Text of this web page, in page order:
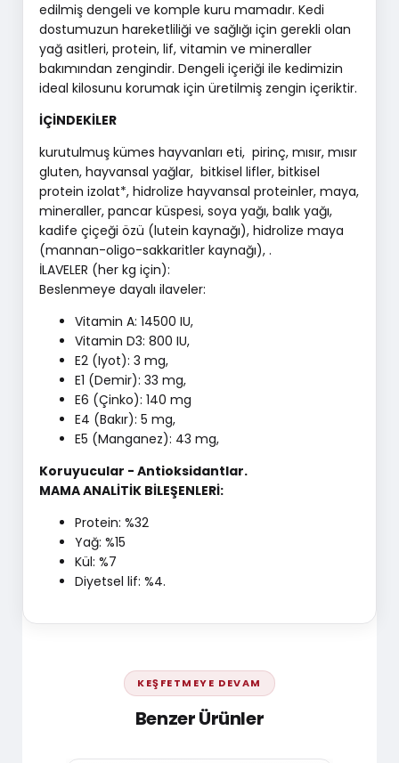
edilmiş dengeli ve komple kuru mamadır. Kedi
dostumuzun hareketliliği ve sağlığı için gerekli olan
yağ asitleri, protein, lif, vitamin ve mineraller
bakımından zengindir. Dengeli içeriği ile kedimizin
ideal kilosunu korumak için üretilmiş zengin içeriktir.
İÇİNDEKİLER
kurutulmuş kümes hayvanları eti, pirinç, mısır, mısır
gluten, hayvansal yağlar, bitkisel lifler, bitkisel
protein izolat*, hidrolize hayvansal proteinler, maya,
mineraller, pancar küspesi, soya yağı, balık yağı,
kadife çiçeği özü (lutein kaynağı), hidrolize maya
(mannan-oligo-sakkaritler kaynağı), .
İLAVELER (her kg için):
Beslenmeye dayalı ilaveler:
Vitamin A: 14500 IU,
Vitamin D3: 800 IU,
E2 (Iyot): 3 mg,
E1 (Demir): 33 mg,
E6 (Çinko): 140 mg
E4 (Bakır): 5 mg,
E5 (Manganez): 43 mg,
Koruyucular - Antioksidantlar.
MAMA ANALİTİK BİLEŞENLERİ:
Protein: %32
Yağ: %15
Kül: %7
Diyetsel lif: %4.
KEŞFETMEYE DEVAM
Benzer Ürünler